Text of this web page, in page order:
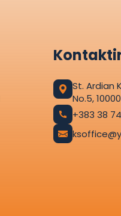
St. Ardian
No.5,
+383 38